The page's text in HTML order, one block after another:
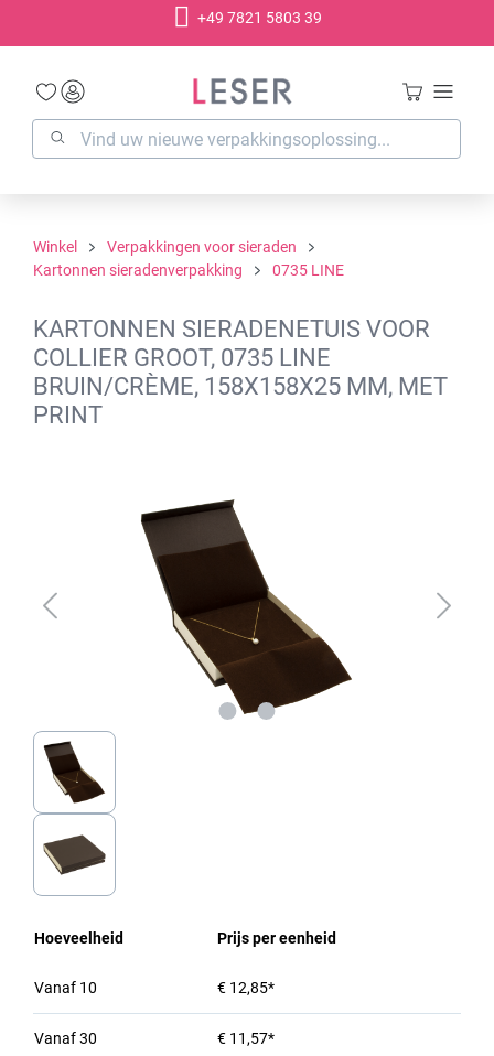
+49 7821 5803 39
Winkel
Verpakkingen voor sieraden
Kartonnen sieradenverpakking
0735 LINE
KARTONNEN SIERADENETUIS VOOR
COLLIER GROOT, 0735 LINE
BRUIN/CRÈME, 158X158X25 MM, MET
PRINT
Hoeveelheid Prijs per eenheid
Vanaf 10 € 12,85*
Vanaf30 € 11,57*